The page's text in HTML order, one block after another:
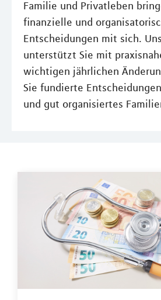
Familie und Privatleben
finanzielle und
Entscheidungen mit sich.
unterstützt Sie mit
wichtigen jährlichen
Sie fundierte
und gut organisiertes